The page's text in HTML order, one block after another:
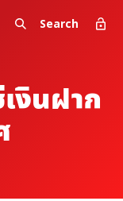
Search
งินฝาก